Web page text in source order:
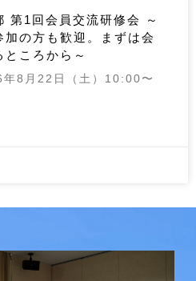
第1回会員交流研修会 ～
の方も歓迎。まずは会
ところから～
年8月22日（土）10:00〜